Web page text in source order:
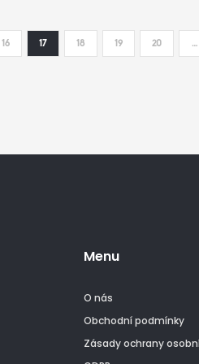
16 17 18 19 20 …
Menu
O nás
Obchodní podmínky
Zásady ochrany